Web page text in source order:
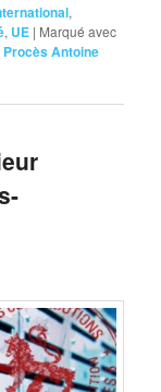
,
, UE | Marqué avec
Procès Antoine